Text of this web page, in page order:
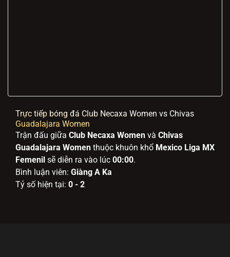
Trực tiếp bóng đá Club Necaxa Women vs Chivas
Guadalajara Women
Trận đấu giữa Club Necaxa Women và Chivas
Guadalajara Women thuộc khuôn khổ Mexico Liga MX
Femenil sẽ diễn ra vào lúc 00:00.
Bình luận viên: Giàng A Ka
Tỷ số hiện tại: 0 - 2